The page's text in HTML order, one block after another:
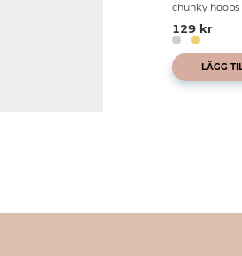
chunky hoops
129 kr
LÄGG